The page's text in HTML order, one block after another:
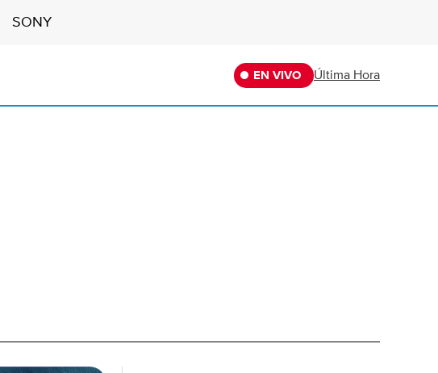
SONY
EN VIVO Última Hora